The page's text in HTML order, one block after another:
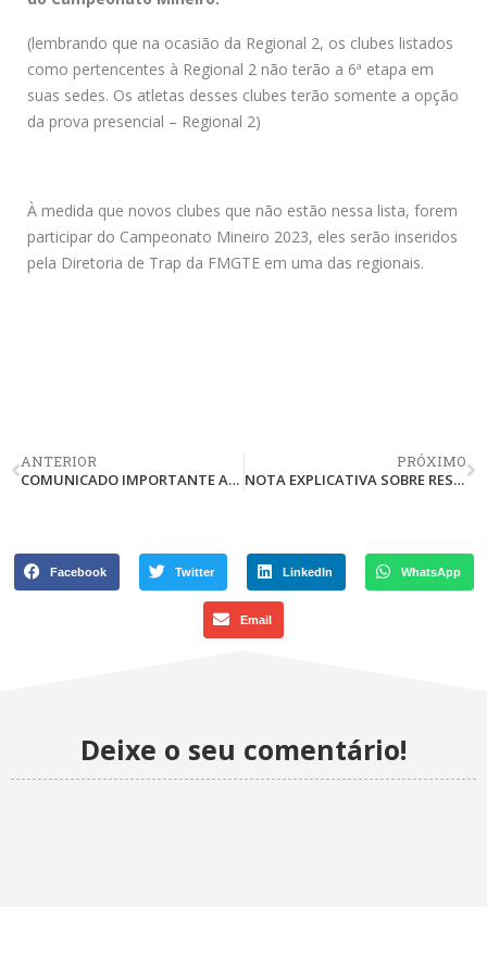
(lembrando que na ocasião da Regional 2, os clubes listados
como pertencentes à Regional 2 não terão a 6ª etapa em
suas sedes. Os atletas desses clubes terão somente a opção
da prova presencial – Regional 2)
À medida que novos clubes que não estão nessa lista, forem
participar do Campeonato Mineiro 2023, eles serão inseridos
pela Diretoria de Trap da FMGTE em uma das regionais.
ANTERIOR
COMUNICADO IMPORTANTE AOS ATLETAS E CLUBES FILIADOS
PRÓXIMO
NOTA EXPLICATIVA SOBRE RESULTADOS DAS ETAPAS X DOCUMENTAÇÃO DE ATLETAS
Facebook Twitter LinkedIn WhatsApp
Email
Deixe o seu comentário!